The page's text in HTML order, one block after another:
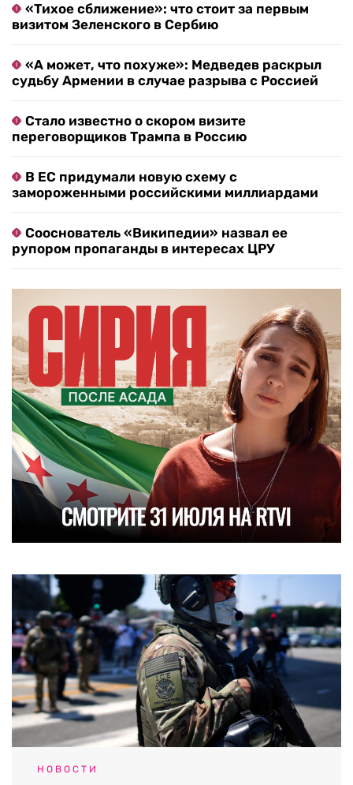
«Тихое сближение»: что стоит за первым
визитом Зеленского в Сербию
«А может, что похуже»: Медведев раскрыл
судьбу Армении в случае разрыва с Россией
Стало известно о скором визите
переговорщиков Трампа в Россию
В ЕС придумали новую схему с
замороженными российскими миллиардами
Сооснователь «Википедии» назвал ее
рупором пропаганды в интересах ЦРУ
НОВОСТИ